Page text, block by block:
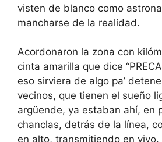
visten de blanco como
mancharse de la realidad.
Acordonaron la zona con
cinta amarilla que dice
eso sirviera de algo pa’
vecinos, que tienen el sueño
argüende, ya estaban ahí, en
chanclas, detrás de la línea,
en alto, transmitiendo en vivo.